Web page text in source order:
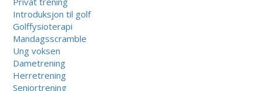
Introduksjon til golf
Golffysioterapi
Mandagsscramble
Ung voksen
Dametrening
Herretrening
Seniortrening